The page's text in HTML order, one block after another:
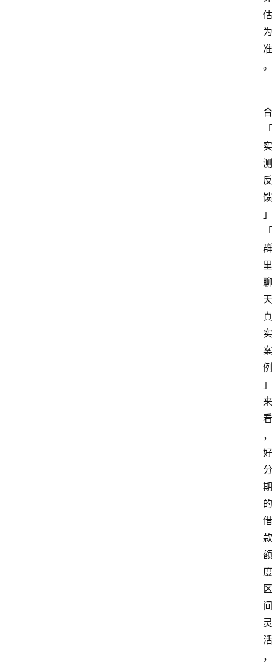
估
为
准
。
合
「
实
测
反
馈
」
「
群
里
聊
天
真
实
案
例
」
来
看
，
好
分
期
的
借
款
额
度
区
间
灵
活
，